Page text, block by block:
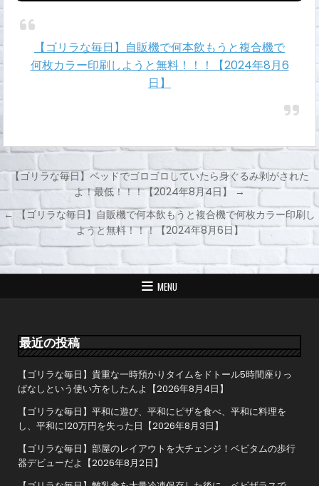
【ゴリラな毎日】自販機で何本飲もうと複合機で
何枚カラー印刷しようと無料！！！【2024年8月6
日】
投
稿
ナ
ビ
ー
ョ
【ゴリラな毎日】ベッドでゴロゴロしていたら身ぐるみ剥がされた
よ！最低！！！【2024年8月4日】 →
← 【ゴリラな毎日】自販機で何本飲もうと複合機で何枚カラー印刷し
ようと無料！！！【2024年8月6日】
MENU
最近の投稿
【ゴリラな毎日】貴重な一時預かりタイムをドトール5時間座りっ
ぱなしという使い方をしたんよ【2026年8月4日】
【ゴリラな毎日】平和に遊び、平和にピザを食べ、平和に料理を
し、平和に120万円を失った日【2026年8月3日】
【ゴリラな毎日】部屋のレイアウトを大チェンジ！ベビタムの歩行
器デビューだよ【2026年8月2日】